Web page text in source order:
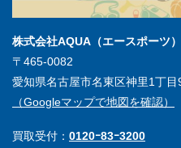
株式会社AQUA（エースポーツ）
〒465-0082
愛知県名古屋市名東区神里1丁目
（Googleマップで地図を確認）
買取受付： 0120ｰ83ｰ3200